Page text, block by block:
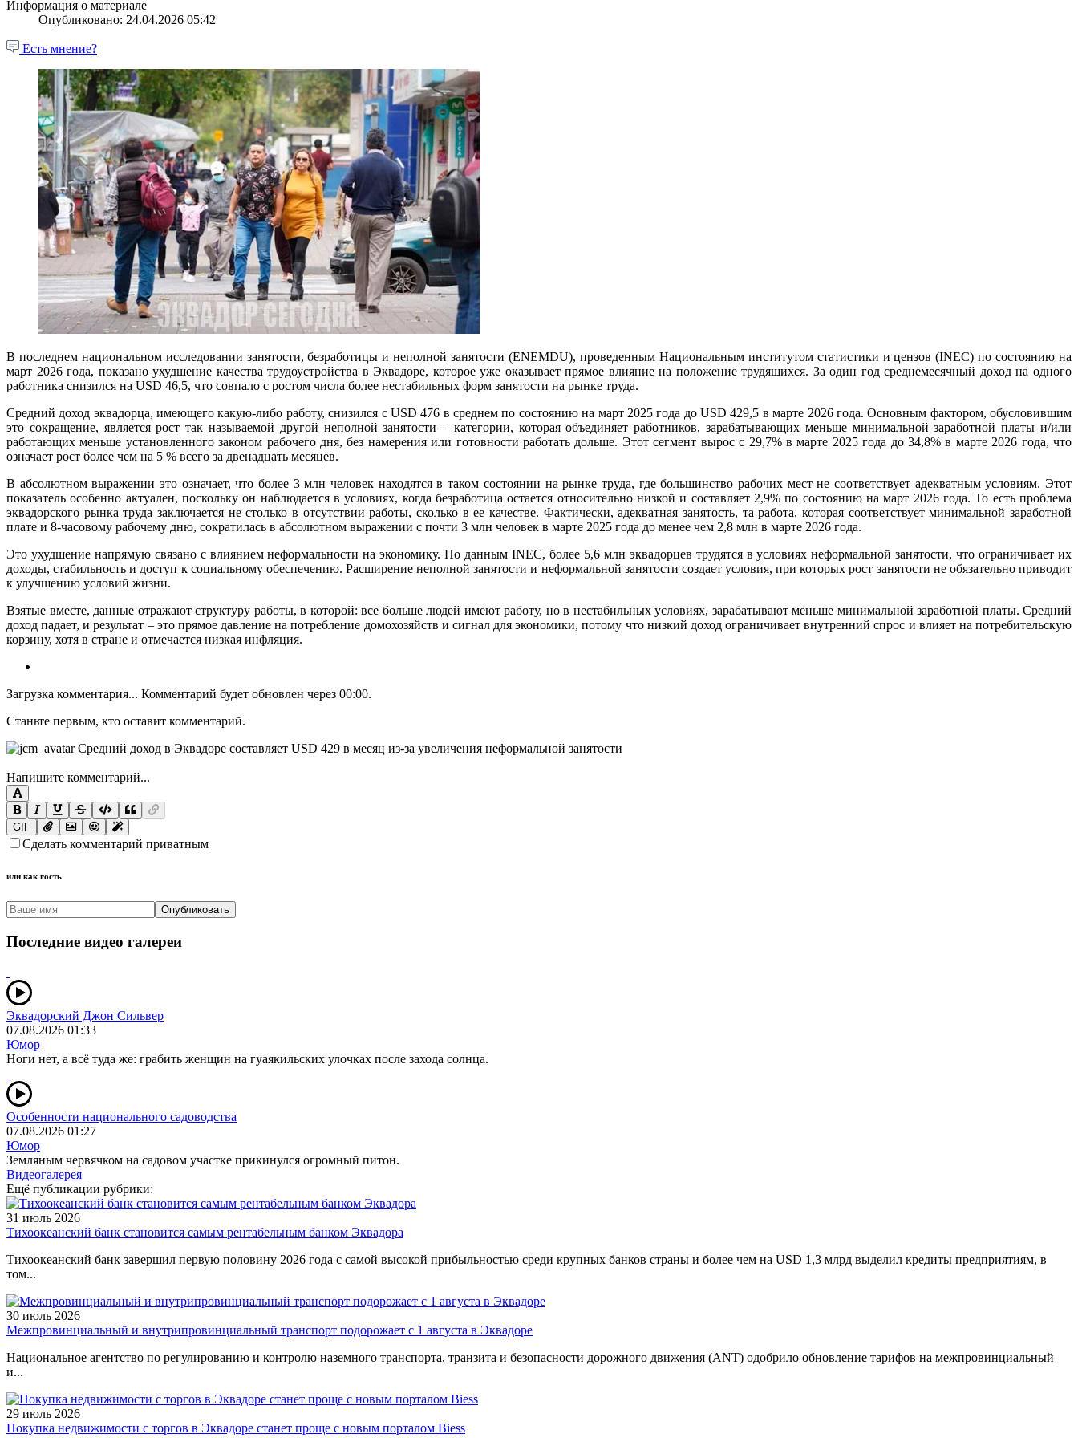
Информация о материале
Опубликовано: 24.04.2026 05:42
Есть мнение?
В последнем национальном исследовании занятости, безработицы и неполной занятости (ENEMDU), проведенным Национальным институтом статистики и цензов (INEC) по состоянию на
март 2026 года, показано ухудшение качества трудоустройства в Эквадоре, которое уже оказывает прямое влияние на положение трудящихся. За один год среднемесячный доход на одного
работника снизился на USD 46,5, что совпало с ростом числа более нестабильных форм занятости на рынке труда.
Средний доход эквадорца, имеющего какую-либо работу, снизился с USD 476 в среднем по состоянию на март 2025 года до USD 429,5 в марте 2026 года. Основным фактором, обусловившим
это сокращение, является рост так называемой другой неполной занятости – категории, которая объединяет работников, зарабатывающих меньше минимальной заработной платы и/или
работающих меньше установленного законом рабочего дня, без намерения или готовности работать дольше. Этот сегмент вырос с 29,7% в марте 2025 года до 34,8% в марте 2026 года, что
означает рост более чем на 5 % всего за двенадцать месяцев.
В абсолютном выражении это означает, что более 3 млн человек находятся в таком состоянии на рынке труда, где большинство рабочих мест не соответствует адекватным условиям. Этот
показатель особенно актуален, поскольку он наблюдается в условиях, когда безработица остается относительно низкой и составляет 2,9% по состоянию на март 2026 года. То есть проблема
эквадорского рынка труда заключается не столько в отсутствии работы, сколько в ее качестве. Фактически, адекватная занятость, та работа, которая соответствует минимальной заработной
плате и 8-часовому рабочему дню, сократилась в абсолютном выражении с почти 3 млн человек в марте 2025 года до менее чем 2,8 млн в марте 2026 года.
Это ухудшение напрямую связано с влиянием неформальности на экономику. По данным INEC, более 5,6 млн эквадорцев трудятся в условиях неформальной занятости, что ограничивает их
доходы, стабильность и доступ к социальному обеспечению. Расширение неполной занятости и неформальной занятости создает условия, при которых рост занятости не обязательно приводит
к улучшению условий жизни.
Взятые вместе, данные отражают структуру работы, в которой: все больше людей имеют работу, но в нестабильных условиях, зарабатывают меньше минимальной заработной платы. Средний
доход падает, и результат – это прямое давление на потребление домохозяйств и сигнал для экономики, потому что низкий доход ограничивает внутренний спрос и влияет на потребительскую
корзину, хотя в стране и отмечается низкая инфляция.
Загрузка комментария... Комментарий будет обновлен через 00:00.
Станьте первым, кто оставит комментарий.
Напишите комментарий...
GIF
Сделать комментарий приватным
или как гость
Опубликовать
Последние видео галереи
Эквадорский Джон Сильвер
07.08.2026 01:33
Юмор
Ноги нет, а всё туда же: грабить женщин на гуаякильских улочках после захода солнца.
Особенности национального садоводства
07.08.2026 01:27
Юмор
Земляным червячком на садовом участке прикинулся огромный питон.
Видеогалерея
Ещё публикации рубрики:
31 июль 2026
Тихоокеанский банк становится самым рентабельным банком Эквадора
Тихоокеанский банк завершил первую половину 2026 года с самой высокой прибыльностью среди крупных банков страны и более чем на USD 1,3 млрд выделил кредиты предприятиям, в
том...
30 июль 2026
Межпровинциальный и внутрипровинциальный транспорт подорожает с 1 августа в Эквадоре
Национальное агентство по регулированию и контролю наземного транспорта, транзита и безопасности дорожного движения (ANT) одобрило обновление тарифов на межпровинциальный
и...
29 июль 2026
Покупка недвижимости с торгов в Эквадоре станет проще с новым порталом Biess